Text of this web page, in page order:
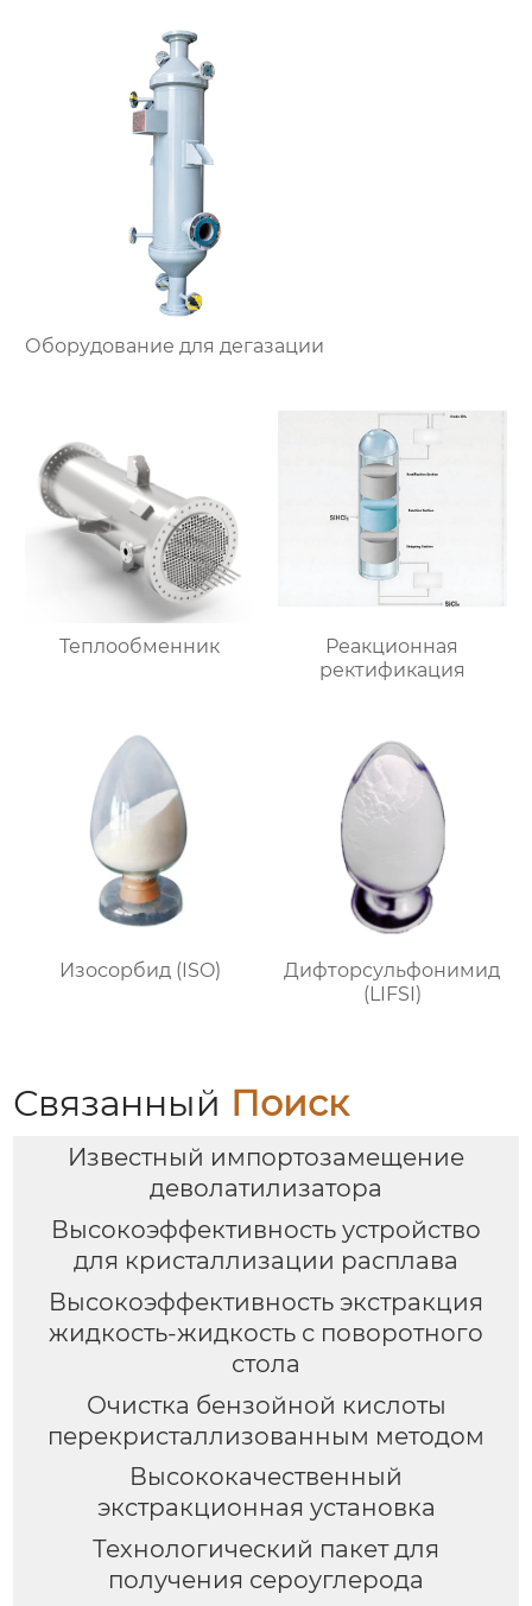
Оборудование для дегазации
Теплообменник
Реакционная
ректификация
Изосорбид (ISO)
Дифторсульфонимид
(LIFSI)
Связанный Поиск
Известный импортозамещение
деволатилизатора
Высокоэффективность устройство
для кристаллизации расплава
Высокоэффективность экстракция
жидкость-жидкость с поворотного
стола
Очистка бензойной кислоты
перекристаллизованным методом
Высококачественный
экстракционная установка
Технологический пакет для
получения сероуглерода